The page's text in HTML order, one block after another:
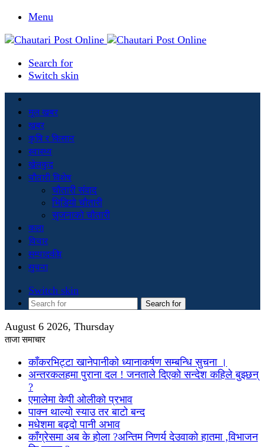
Menu
Search for
Switch skin
मूल खबर
खबर
कृषि र किसान
स्वास्थ्य
खेलकुद
चौतारी विशेष
चौतारी संवाद
भिडियो चौतारी
सृजनाको चौतारी
कला
विचार
सम्पादकीय
सुचना
Switch skin
Search for
August 6 2026, Thursday
ताजा समाचार
काँकरभिट्टा खानेपानीको ध्यानाकर्षण सम्बन्धि सुचना ।
अन्तरकलहमा पुराना दल ! जनताले दिएको सन्देश कहिले बुझ्छन्
?
एमालेमा केपी ओलीको प्रभाव
पाक्न थाल्यो स्याउ तर बाटो बन्द
मधेशमा बढ्दो पानी अभाव
काँग्रेसमा अब के होला ?अन्तिम निणर्य देउवाको हातमा ,विभाजन